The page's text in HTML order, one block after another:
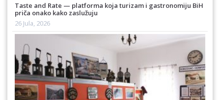
Taste and Rate — platforma koja turizam i gastronomiju BiH
priča onako kako zaslužuju
26 Jula, 2026